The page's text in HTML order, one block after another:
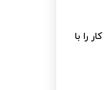
را با